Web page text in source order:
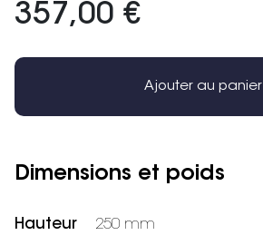
357,00 €
Ajouter au panier
Dimensions et poids
Hauteur 250 mm